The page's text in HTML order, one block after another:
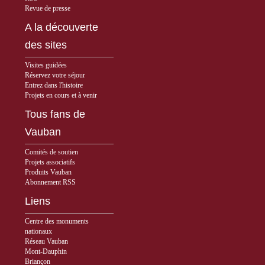
Revue de presse
A la découverte
des sites
Visites guidées
Réservez votre séjour
Entrez dans l'histoire
Projets en cours et à venir
Tous fans de
Vauban
Comités de soutien
Projets associatifs
Produits Vauban
Abonnement RSS
Liens
Centre des monuments
nationaux
Réseau Vauban
Mont-Dauphin
Briançon